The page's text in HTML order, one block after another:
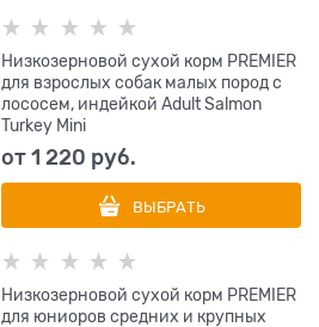
Низкозерновой сухой корм PREMIER
для взрослых собак малых пород с
лососем, индейкой Adult Salmon
Turkey Mini
от1 220 руб.
ВЫБРАТЬ
Низкозерновой сухой корм PREMIER
для юниоров средних и крупных